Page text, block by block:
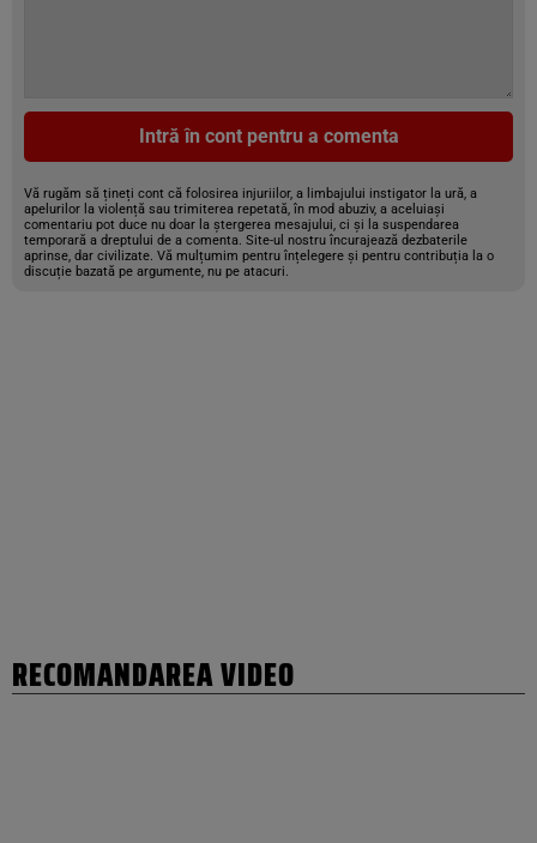
Intră în cont pentru a comenta
Vă rugăm să țineți cont că folosirea injuriilor, a limbajului instigator la ură, a
apelurilor la violență sau trimiterea repetată, în mod abuziv, a aceluiași
comentariu pot duce nu doar la ștergerea mesajului, ci și la suspendarea
temporară a dreptului de a comenta. Site-ul nostru încurajează dezbaterile
aprinse, dar civilizate. Vă mulțumim pentru înțelegere și pentru contribuția la o
discuție bazată pe argumente, nu pe atacuri.
RECOMANDAREA VIDEO